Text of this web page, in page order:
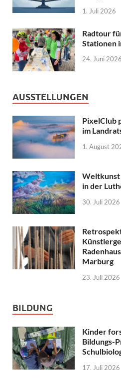
1. Juli 2026
Radtour
Stationen
24. Juni 2026
AUSSTELLUNGEN
PixelClub
im
1. August
Weltkunst
in der
30. Juli 2026
Marburg
23. Juli 2026
BILDUNG
Kinder
Bildungs-
17. Juli 2026